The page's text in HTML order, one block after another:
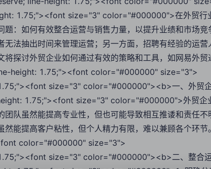
1.75;"><font size="3" color="#000000">在外贸行
题：如何有效整合运营与销售力量，以提升业绩和市场
无法抽出时间来管理运营；另一方面，招聘有经验的运
将探讨外贸企业如何通过有效的策略和工具，如网易外贸
height: 1.75;"><font color="#000000" size="3">
size="3" color="#000000"><b>一、外贸企
1.75;"><font size="3" color="#000000">外贸企
团队虽然能提高专业性，但也可能导致相互推诿和责任不
然能提高客户粘性，但个人精力有限，难以兼顾各个环
color="#000000" size="3">
size="3" color="#000000"><b>二、整合运